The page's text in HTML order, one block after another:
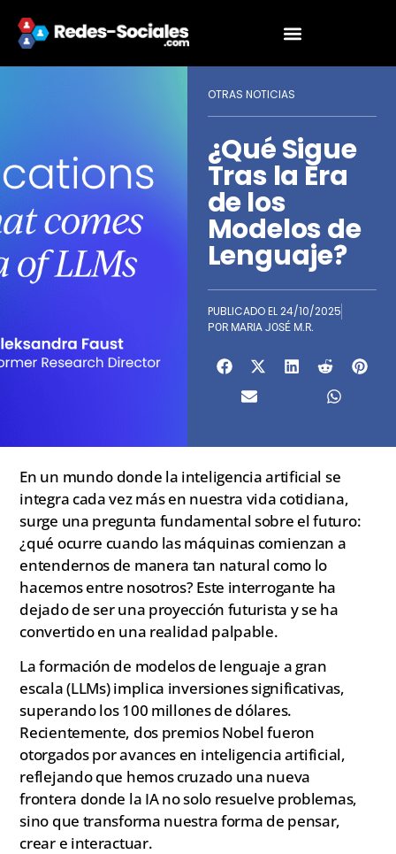
OTRAS NOTICIAS
¿Qué Sigue
Tras la Era
de los
Modelos de
Lenguaje?
PUBLICADO EL24/10/2025
POR MARIA JOSÉ M.R.
En un mundo donde la inteligencia artificial se
integra cada vez más en nuestra vida cotidiana,
surge una pregunta fundamental sobre el futuro:
¿qué ocurre cuando las máquinas comienzan a
entendernos de manera tan natural como lo
hacemos entre nosotros? Este interrogante ha
dejado de ser una proyección futurista y se ha
convertido en una realidad palpable.
La formación de modelos de lenguaje a gran
escala (LLMs) implica inversiones significativas,
superando los 100 millones de dólares.
Recientemente, dos premios Nobel fueron
otorgados por avances en inteligencia artificial,
reflejando que hemos cruzado una nueva
frontera donde la IA no solo resuelve problemas,
sino que transforma nuestra forma de pensar,
crear e interactuar.